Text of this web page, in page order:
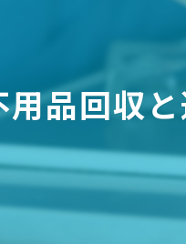
用品回収